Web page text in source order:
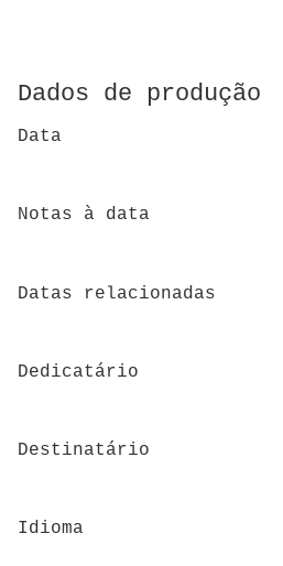
Dados de produção
Data
Notas à data
Datas relacionadas
Dedicatário
Destinatário
Idioma